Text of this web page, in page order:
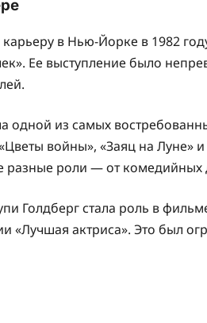
в Нью-Йорке в 1982
Ее выступление было
одной из самых
войны», «Заяц на Луне»
разные роли — от комедийных
Голдберг стала роль в
«Лучшая актриса». Это был